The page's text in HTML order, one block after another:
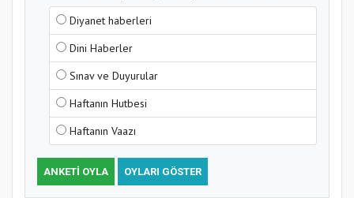
Diyanet haberleri
Dini Haberler
Sınav ve Duyurular
Haftanın Hutbesi
Haftanın Vaazı
ANKETI OYLA OYLARI GÖSTER